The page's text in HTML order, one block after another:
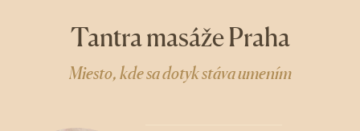
Tantra masáže Praha
Miesto, kde sa dotyk stáva umením